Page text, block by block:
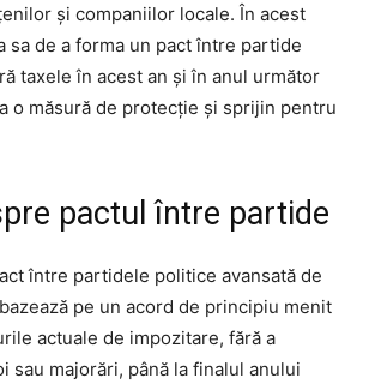
și companiilor locale. În acest
sa de a forma un pact între partide
taxele în acest an și în anul următor
o măsură de protecție și sprijin pentru
pactul între partide
între partidele politice avansată de
pe un acord de principiu menit
actuale de impozitare, fără a
sau majorări, până la finalul anului